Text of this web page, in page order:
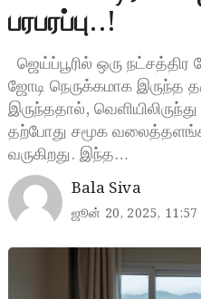
பரபரப்பு..!
ஜெய்ப்பூரில் ஒரு
ஜோடி நெருக்கமாக இருந்த
இருந்ததால்,
தற்போது சமூக
வருகிறது. இந்த…
Bala Siva
ஜூன் 20, 2025, 11:57